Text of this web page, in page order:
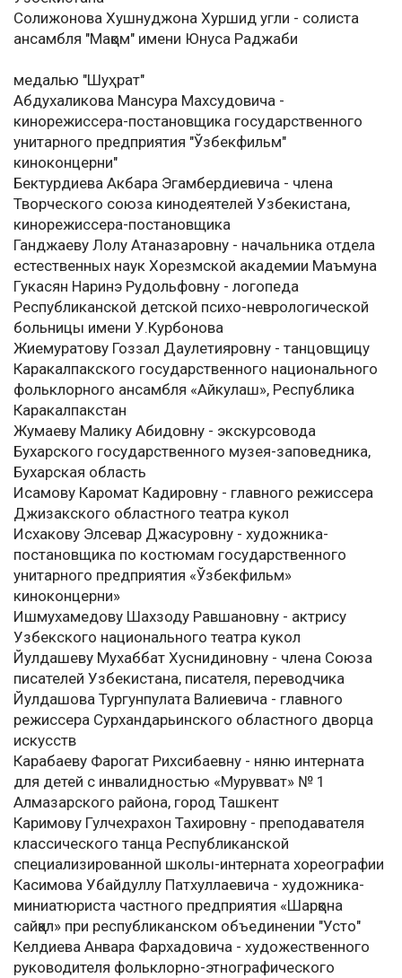
Солижонова Хушнуджона Хуршид угли - солиста
ансамбля "Мақом" имени Юнуса Раджаби
медалью "Шуҳрат"
Абдухаликова Мансура Махсудовича -
кинорежиссера-постановщика государственного
унитарного предприятия "Ўзбекфильм"
киноконцерни"
Бектурдиева Акбара Эгамбердиевича - члена
Творческого союза кинодеятелей Узбекистана,
кинорежиссера-постановщика
Ганджаеву Лолу Атаназаровну - начальника отдела
естественных наук Хорезмской академии Маъмуна
Гукасян Наринэ Рудольфовну - логопеда
Республиканской детской психо-неврологической
больницы имени У.Курбонова
Жиемуратову Гоззал Даулетияровну - танцовщицу
Каракалпакского государственного национального
фольклорного ансамбля «Айкулаш», Республика
Каракалпакстан
Жумаеву Малику Абидовну - экскурсовода
Бухарского государственного музея-заповедника,
Бухарская область
Исамову Каромат Кадировну - главного режиссера
Джизакского областного театра кукол
Исхакову Элсевар Джасуровну - художника-
постановщика по костюмам государственного
унитарного предприятия «Ўзбекфильм»
киноконцерни»
Ишмухамедову Шахзоду Равшановну - актрису
Узбекского национального театра кукол
Йулдашеву Мухаббат Хуснидиновну - члена Союза
писателей Узбекистана, писателя, переводчика
Йулдашова Тургунпулата Валиевича - главного
режиссера Сурхандарьинского областного дворца
искусств
Карабаеву Фарогат Рихсибаевну - няню интерната
для детей с инвалидностью «Мурувват» № 1
Алмазарского района, город Ташкент
Каримову Гулчехрахон Тахировну - преподавателя
классического танца Республиканской
специализированной школы-интерната хореографии
Касимова Убайдуллу Патхуллаевича - художника-
миниатюриста частного предприятия «Шарқона
сайқал» при республиканском объединении "Усто"
Келдиева Анвара Фархадовича - художественного
руководителя фольклорно-этнографического